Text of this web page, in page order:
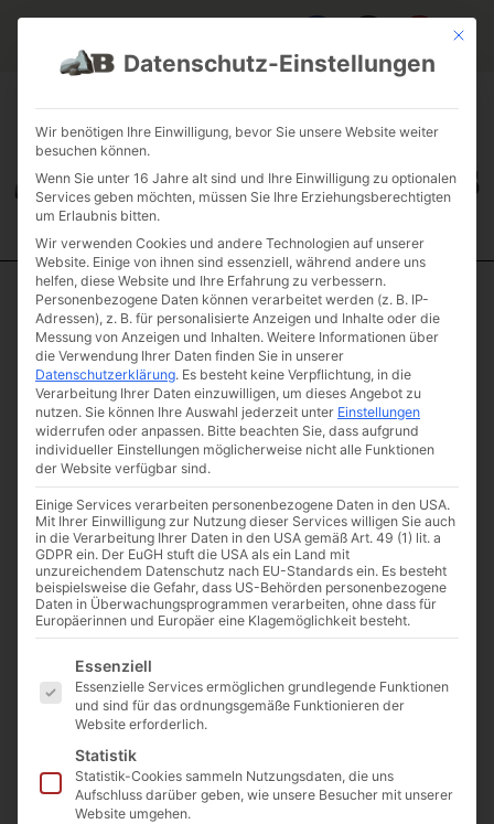
JOBS
FUHRPARK
Start/Einzelsteine/Monolith/ Sandstein „Coal“
Sandstein „Coal“
Artikelnummer: B2-2
€182,07 (inkl. MwSt.)
Gewicht & Maße
Gewicht
ca.
640
Länge
ca.
cm
Breite
ca.
Höhe
120
Mit
Datenschutz-Einstellungen
Wir benötigen Ihre Einwilligung, bevor Sie unsere Website weiter
besuchen können.
Wenn Sie unter 16 Jahre alt sind und Ihre Einwilligung zu optionalen
Services geben möchten, müssen Sie Ihre Erziehungsberechtigten
um Erlaubnis bitten.
Wir verwenden Cookies und andere Technologien auf unserer
Website. Einige von ihnen sind essenziell, während andere uns
helfen, diese Website und Ihre Erfahrung zu verbessern.
Personenbezogene Daten können verarbeitet werden (z. B. IP-
Adressen), z. B. für personalisierte Anzeigen und Inhalte oder die
Messung von Anzeigen und Inhalten. Weitere Informationen über
die Verwendung Ihrer Daten finden Sie in unserer
Datenschutzerklärung. Es besteht keine Verpflichtung, in die
Verarbeitung Ihrer Daten einzuwilligen, um dieses Angebot zu
nutzen. Sie können Ihre Auswahl jederzeit unter Einstellungen
widerrufen oder anpassen. Bitte beachten Sie, dass aufgrund
individueller Einstellungen möglicherweise nicht alle Funktionen
der Website verfügbar sind.
Einige Services verarbeiten personenbezogene Daten in den USA.
Mit Ihrer Einwilligung zur Nutzung dieser Services willigen Sie auch
in die Verarbeitung Ihrer Daten in den USA gemäß Art. 49 (1) lit. a
GDPR ein. Der EuGH stuft die USA als ein Land mit
unzureichendem Datenschutz nach EU-Standards ein. Es besteht
beispielsweise die Gefahr, dass US-Behörden personenbezogene
Daten in Überwachungsprogrammen verarbeiten, ohne dass für
Europäerinnen und Europäer eine Klagemöglichkeit besteht.
Es folgt eine Liste der Service-Gruppen, für die eine
Essenziell
Essenzielle Services ermöglichen grundlegende Funktionen
und sind für das ordnungsgemäße Funktionieren der
Website erforderlich.
Statistik
Statistik-Cookies sammeln Nutzungsdaten, die uns
Aufschluss darüber geben, wie unsere Besucher mit unserer
Website umgehen.